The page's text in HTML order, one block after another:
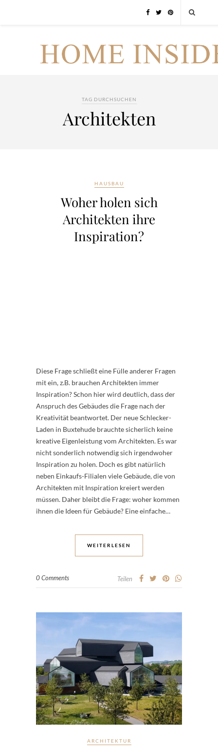
TAG DURCHSUCHEN
Architekten
HAUSBAU
Woher holen sich
Architekten ihre
Inspiration?
Diese Frage schließt eine Fülle anderer Fragen
mit ein, z.B. brauchen Architekten immer
Inspiration? Schon hier wird deutlich, dass der
Anspruch des Gebäudes die Frage nach der
Kreativität beantwortet. Der neue Schlecker-
Laden in Buxtehude brauchte sicherlich keine
kreative Eigenleistung vom Architekten. Es war
nicht sonderlich notwendig sich irgendwoher
Inspiration zu holen. Doch es gibt natürlich
neben Einkaufs-Filialen viele Gebäude, die von
Architekten mit Inspiration kreiert werden
müssen. Daher bleibt die Frage: woher kommen
ihnen die Ideen für Gebäude? Eine einfache…
WEITERLESEN
0 Comments Teilen
ARCHITEKTUR